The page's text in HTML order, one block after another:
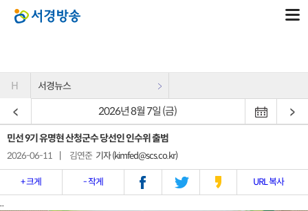
H 서경뉴스
2026년 8월 7일 (금)
민선 9기 유명현 산청군수 당선인 인수위 출범
2026-06-11 김연준 기자 (kimfed@scs.co.kr)
+ 크게 - 작게 URL 복사
..